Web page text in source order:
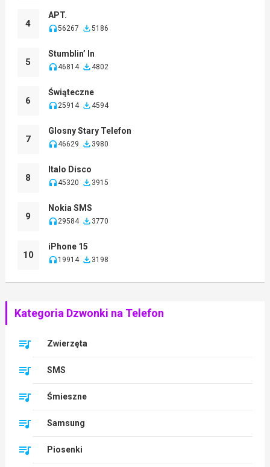
4
APT.
56267 5186
5
Stumblin’ In
46814 4802
6
Świąteczne
25914 4594
7
Glosny Stary Telefon
46629 3980
8
Italo Disco
45320 3915
9
Nokia SMS
29584 3770
10
iPhone 15
19914 3198
Kategoria Dzwonki na Telefon
Zwierzęta
SMS
Śmieszne
Samsung
Piosenki